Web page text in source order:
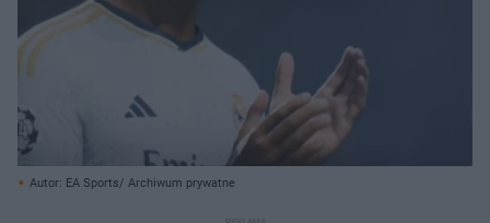
Autor: EA Sports/ Archiwum prywatne